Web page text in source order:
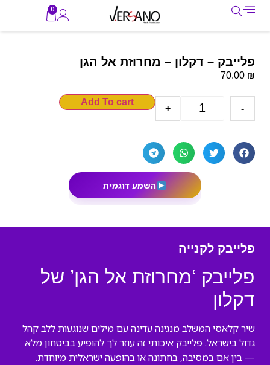
0
פלייבק – דקלון – מחרוזת אל הגן
70.00 ₪
-
+
Add To cart
השמע דוגמית
פלייבק לקנייה
פלייבק ‘מחרוזת אל הגן’ של
דקלון
שיר קלאסי המשלב מנגינה עדינה עם מילים שנוגעות ללב קהל
גדול בישראל. פלייבק איכותי זה עוזר לך להופיע בביטחון מלא
— בין אם במסיבה, בחתונה או בהופעה ישראלית מיוחדת.